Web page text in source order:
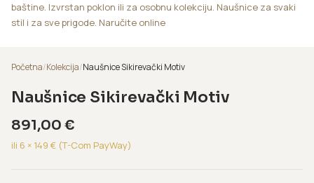
baštine. Izvrstan poklon ili za osobnu kolekciju. Naušnice za svaki
stil i za sve prigode. Naručite online
Početna/Kolekcija/Naušnice Sikirevački Motiv
Naušnice Sikirevački Motiv
891,00 €
ili 6 × 149 € (T-Com PayWay)